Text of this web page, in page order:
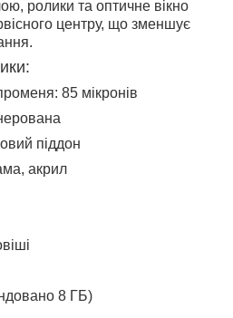
ролики та оптичне вікно
центру, що зменшує
85 мікронів
піддон
акрил
8 ГБ)